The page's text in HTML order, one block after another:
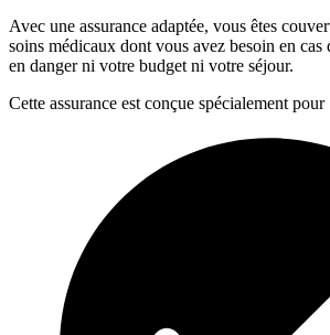
Avec une assurance adaptée, vous êtes
soins médicaux dont vous avez besoin en cas
en danger ni votre budget ni votre séjour.
Cette assurance est conçue spécialement pour